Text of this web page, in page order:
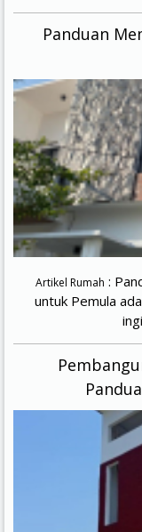
Panduan
Artikel Rumah :
untuk Pemula